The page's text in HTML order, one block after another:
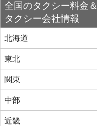
全国のタクシー料金＆
タクシー会社情報
北海道
東北
関東
中部
近畿